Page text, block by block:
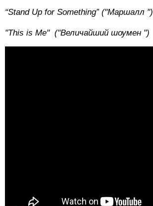
“Stand Up for Something” ("Маршалл ")
"This is Me" ("Величайший шоумен ")